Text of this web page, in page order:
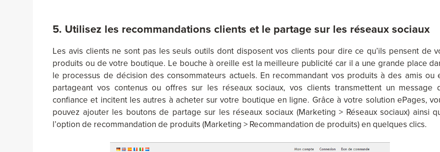
5. Utilisez les recommandations clients et le partage sur les réseaux sociaux
Les avis clients ne sont pas les seuls outils dont disposent vos clients pour dire ce qu’ils pensent de
produits ou de votre boutique. Le bouche à oreille est la meilleure publicité car il a une grande place
le processus de décision des consommateurs actuels. En recommandant vos produits à des amis ou
partageant vos contenus ou offres sur les réseaux sociaux, vos clients transmettent un message
confiance et incitent les autres à acheter sur votre boutique en ligne. Grâce à votre solution ePages,
pouvez ajouter les boutons de partage sur les réseaux sociaux (Marketing > Réseaux sociaux) ainsi
l’option de recommandation de produits (Marketing > Recommandation de produits) en quelques clics.